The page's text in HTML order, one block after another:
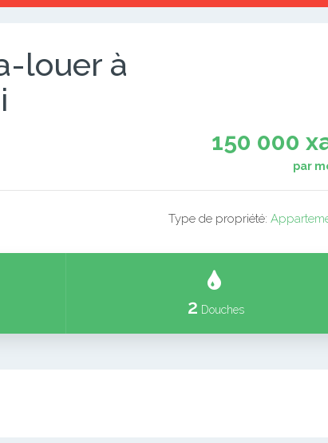
louer à
150 000
par
Type de propriété:
2 Douches